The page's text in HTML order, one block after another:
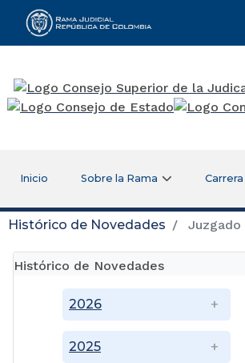
Rama Judicial
Inicio Sobre la Rama
Histórico de Novedades Juzgado
Histórico de Novedades
2025
2026